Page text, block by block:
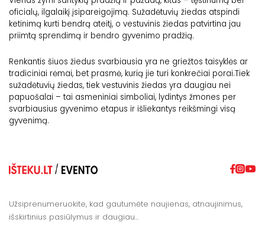
oficialų, ilgalaikį įsipareigojimą. Sužadėtuvių žiedas atspindi
ketinimą kurti bendrą ateitį, o vestuvinis žiedas patvirtina jau
priimtą sprendimą ir bendro gyvenimo pradžią.
Renkantis šiuos žiedus svarbiausia yra ne griežtos taisyklės ar
tradiciniai rėmai, bet prasmė, kurią jie turi konkrečiai porai.Tiek
sužadėtuvių žiedas, tiek vestuvinis žiedas yra daugiau nei
papuošalai – tai asmeniniai simboliai, lydintys žmones per
svarbiausius gyvenimo etapus ir išliekantys reikšmingi visą
gyvenimą.
Užsiprenumeruokite, kad gautumėte naujienas, atnaujinimus,
išskirtinius pasiūlymus ir daugiau…